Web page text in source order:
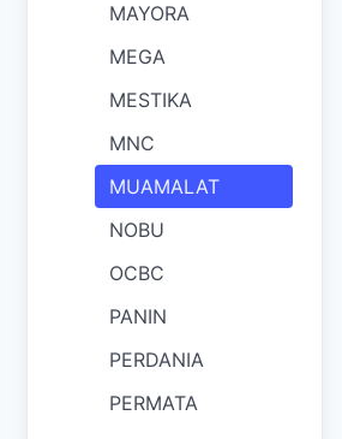
MAYORA
MEGA
MESTIKA
MNC
MUAMALAT
NOBU
OCBC
PANIN
PERDANIA
PERMATA